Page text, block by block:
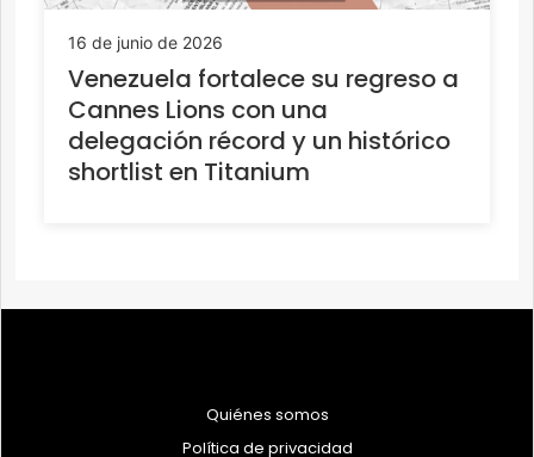
16 de junio de 2026
Venezuela fortalece su regreso a
Cannes Lions con una
delegación récord y un histórico
shortlist en Titanium
Quiénes somos
Política de privacidad